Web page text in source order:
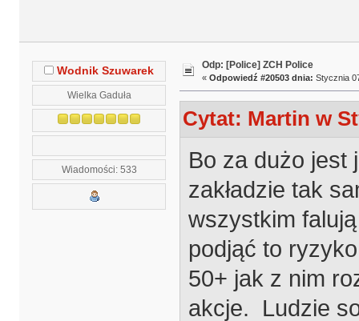
Wodnik Szuwarek
Wielka Gaduła
Wiadomości: 533
Odp: [Police] ZCH Police
« Odpowiedź #20503 dnia: Stycznia
Cytat: Martin w
Bo za dużo jest
zakładzie tak
wszystkim
podjąć to
50+ jak z nim
akcje. Ludzie